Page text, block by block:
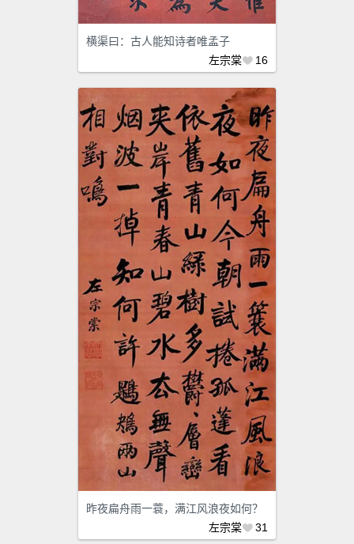
横渠曰：古人能知诗者唯孟子
左宗棠
16
昨夜扁舟雨一蓑，满江风浪夜如何？
左宗棠
31